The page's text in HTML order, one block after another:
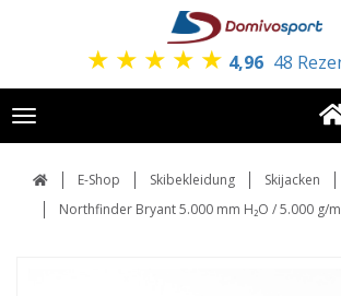
★ ★ ★ ★ ★ 4,96 48
Toggle
navigation
E-Shop Skibekleidung Skijacken
Northfinder Bryant 5.000 mm H₂O / 5.000 g/